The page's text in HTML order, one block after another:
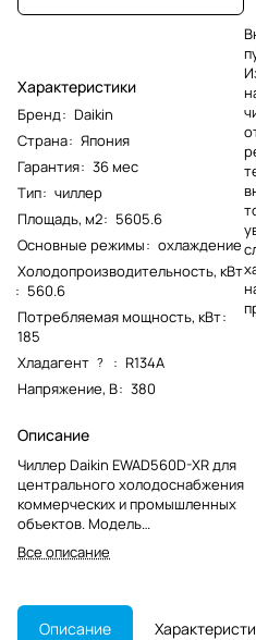
Характеристики
Бренд: Daikin
Страна: Япония
Гарантия: 36 мес
Тип: чиллер
Площадь, м2: 5605.6
Основные режимы: охлаждение
Холодопроизводительность, кВт
: 560.6
Потребляемая мощность, кВт:
185
Хладагент ? : R134A
Напряжение, В: 380
Описание
Чиллер Daikin EWAD560D-XR для
центрального холодоснабжения
коммерческих и промышленных
объектов. Модель
предназначена для работы в
составе водяного контура и
Все описание
Описание